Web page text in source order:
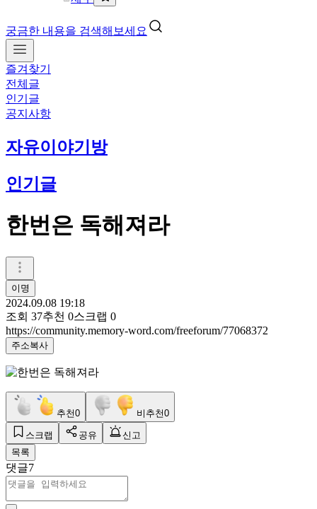
궁금한 내용을 검색해보세요
즐겨찾기
전체글
인기글
공지사항
자유이야기방
인기글
한번은 독해져라
이명
2024.09.08 19:18
조회 37추천 0스크랩 0
https://community.memory-word.com/freeforum/77068372
주소복사
추천0 비추천0
스크랩 공유
신고
목록
댓글7